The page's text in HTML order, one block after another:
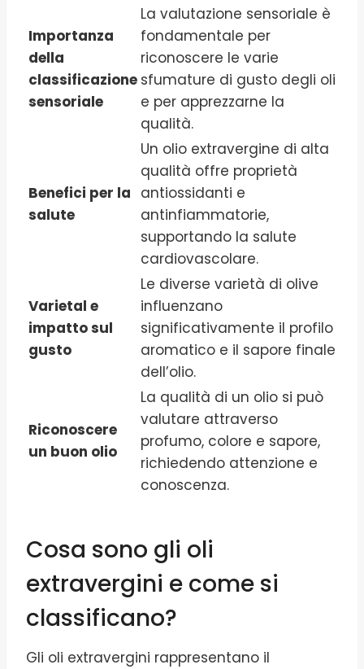
Importanza
della
classificazione
sensoriale
La valutazione sensoriale è
fondamentale per
riconoscere le varie
sfumature di gusto degli oli
e per apprezzarne la
qualità.
Benefici per la
salute
Un olio extravergine di alta
qualità offre proprietà
antiossidanti e
antinfiammatorie,
supportando la salute
cardiovascolare.
Varietal e
impatto sul
gusto
Le diverse varietà di olive
influenzano
significativamente il profilo
aromatico e il sapore finale
dell’olio.
Riconoscere
un buon olio
La qualità di un olio si può
valutare attraverso
profumo, colore e sapore,
richiedendo attenzione e
conoscenza.
Cosa sono gli oli
extravergini e come si
classificano?
Gli oli extravergini rappresentano il